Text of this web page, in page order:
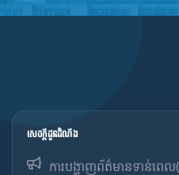
សេចក្ដីជូនដំណឹង
ការបង្ហាញព័ត៌មានទាន់ព